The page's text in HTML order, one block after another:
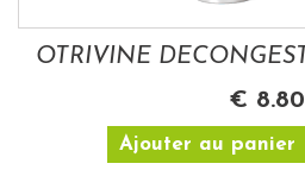
€ 8.80
Ajouter au panier